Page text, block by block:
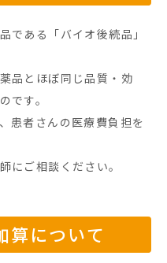
である「バイオ後続品」
品とほぼ同じ品質・効
です。
患者さんの医療費負担を
にご相談ください。
算について